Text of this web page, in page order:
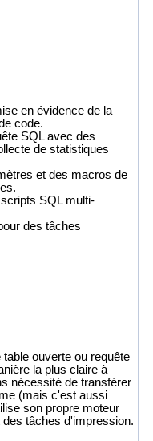
en évidence de la
code.
SQL avec des
de statistiques
et des macros de
SQL multi-
des tâches
ouverte ou requête
la plus claire à
nécessité de transférer
(mais c'est aussi
son propre moteur
tâches d'impression.